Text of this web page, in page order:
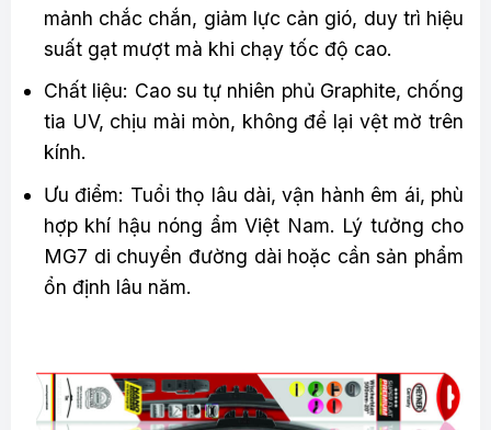
mảnh chắc chắn, giảm lực cản gió, duy trì hiệu
suất gạt mượt mà khi chạy tốc độ cao.
Chất liệu: Cao su tự nhiên phủ Graphite, chống
tia UV, chịu mài mòn, không để lại vệt mờ trên
kính.
Ưu điểm: Tuổi thọ lâu dài, vận hành êm ái, phù
hợp khí hậu nóng ẩm Việt Nam. Lý tưởng cho
MG7 di chuyển đường dài hoặc cần sản phẩm
ổn định lâu năm.